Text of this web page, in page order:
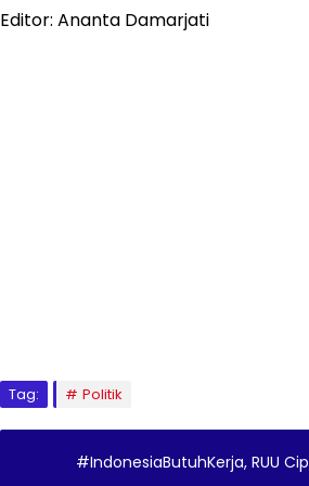
Editor: Ananta Damarjati
Tag: Politik
#IndonesiaButuhKerja, RUU